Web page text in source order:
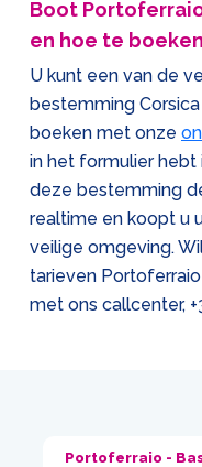
Boot
en hoe te boeken
U kunt een van de
bestemming
boeken met onze
in het formulier
deze bestemming
realtime en koopt u
veilige omgeving.
tarieven
met ons callcenter,
Portoferraio -